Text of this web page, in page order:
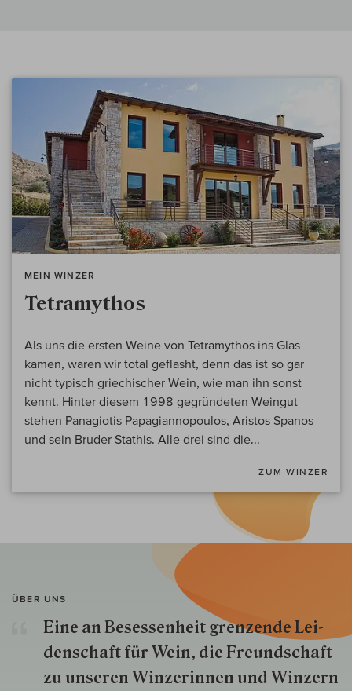
MEIN WINZER
Tetramythos
Als uns die ersten Weine von Tetramythos ins Glas
kamen, waren wir total geflasht, denn das ist so gar
nicht typisch griechischer Wein, wie man ihn sonst
kennt. Hinter diesem 1998 gegründeten Weingut
stehen Panagiotis Papagiannopoulos, Aristos Spanos
und sein Bruder Stathis. Alle drei sind die...
ZUM WINZER
ÜBER UNS
Eine an Besessenheit gren­zende Lei­
den­schaft für Wein, die Freund­schaft
zu unseren Win­zer­innen und Win­zern